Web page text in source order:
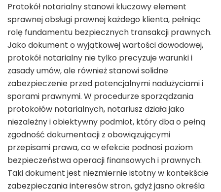
Protokół notarialny stanowi kluczowy element
sprawnej obsługi prawnej każdego klienta, pełniąc
rolę fundamentu bezpiecznych transakcji prawnych.
Jako dokument o wyjątkowej wartości dowodowej,
protokół notarialny nie tylko precyzuje warunki i
zasady umów, ale również stanowi solidne
zabezpieczenie przed potencjalnymi nadużyciami i
sporami prawnymi. W procedurze sporządzania
protokołów notarialnych, notariusz działa jako
niezależny i obiektywny podmiot, który dba o pełną
zgodność dokumentacji z obowiązującymi
przepisami prawa, co w efekcie podnosi poziom
bezpieczeństwa operacji finansowych i prawnych.
Taki dokument jest niezmiernie istotny w kontekście
zabezpieczania interesów stron, gdyż jasno określa